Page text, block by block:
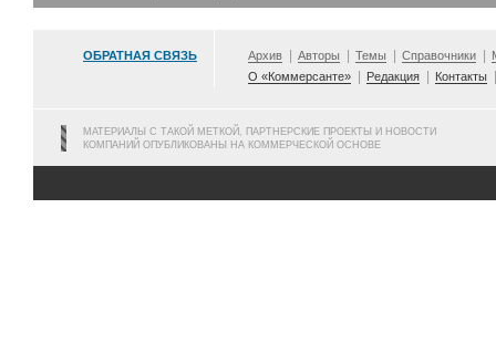
ОБРАТНАЯ СВЯЗЬ Архив Авторы Темы Справочники
О «Коммерсанте»
Редакция Контакты
МАТЕРИАЛЫ С ТАКОЙ МЕТКОЙ, ПАРТНЕРСКИЕ ПРОЕКТЫ И НОВОСТИ
КОМПАНИЙ ОПУБЛИКОВАНЫ НА КОММЕРЧЕСКОЙ ОСНОВЕ